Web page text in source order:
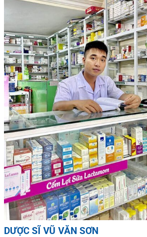
DƯỢC SĨ VŨ VĂN SƠN